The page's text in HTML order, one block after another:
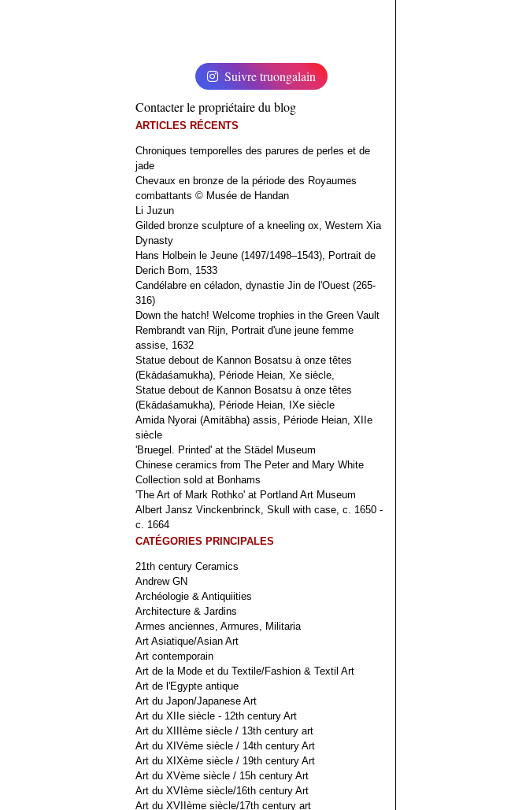
Suivre truongalain
Contacter le propriétaire du blog
ARTICLES RÉCENTS
Chroniques temporelles des parures de perles et de
jade
Chevaux en bronze de la période des Royaumes
combattants © Musée de Handan
Li Juzun
Gilded bronze sculpture of a kneeling ox, Western Xia
Dynasty
Hans Holbein le Jeune (1497/1498–1543), Portrait de
Derich Born, 1533
Candélabre en céladon, dynastie Jin de l'Ouest (265-
316)
Down the hatch! Welcome trophies in the Green Vault
Rembrandt van Rijn, Portrait d'une jeune femme
assise, 1632
Statue debout de Kannon Bosatsu à onze têtes
(Ekādaśamukha), Période Heian, Xe siècle,
Statue debout de Kannon Bosatsu à onze têtes
(Ekādaśamukha), Période Heian, IXe siècle
Amida Nyorai (Amitābha) assis, Période Heian, XIIe
siècle
'Bruegel. Printed' at the Städel Museum
Chinese ceramics from The Peter and Mary White
Collection sold at Bonhams
'The Art of Mark Rothko' at Portland Art Museum
Albert Jansz Vinckenbrinck, Skull with case, c. 1650 -
c. 1664
CATÉGORIES PRINCIPALES
21th century Ceramics
Andrew GN
Archéologie & Antiquiities
Architecture & Jardins
Armes anciennes, Armures, Militaria
Art Asiatique/Asian Art
Art contemporain
Art de la Mode et du Textile/Fashion & Textil Art
Art de l'Egypte antique
Art du Japon/Japanese Art
Art du XIIe siècle - 12th century Art
Art du XIIIème siècle / 13th century art
Art du XIVème siècle / 14th century Art
Art du XIXème siècle / 19th century Art
Art du XVème siècle / 15h century Art
Art du XVIème siècle/16th century Art
Art du XVIIème siècle/17th century art